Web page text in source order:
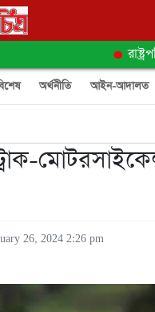
অর্থনীতি আইন-আদালত
26, 2024 2:26 pm